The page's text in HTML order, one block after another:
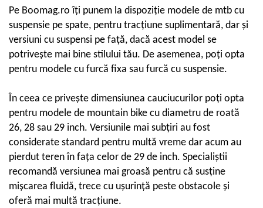
Cabluri si mufe
Convertor
Claxoane
Componente franare
Manete de frana
Frane hidraulice
Frane cu tambur
Etrier frana
Placute de frana
Discuri de frana
Componente cadru
Aparatori si protectii
Pe Boomag.ro îți punem la dispoziție modele de mtb cu
suspensie pe spate, pentru tracțiune suplimentară, dar și
versiuni cu suspensi pe față, dacă acest model se
potrivește mai bine stilului tău. De asemenea, poți opta
pentru modele cu furcă fixa sau furcă cu suspensie.
În ceea ce privește dimensiunea cauciucurilor poți opta
pentru modele de mountain bike cu diametru de roată
26, 28 sau 29 inch. Versiunile mai subțiri au fost
considerate standard pentru multă vreme dar acum au
pierdut teren în fața celor de 29 de inch. Specialiștii
recomandă versiunea mai groasă pentru că susține
mișcarea fluidă, trece cu ușurință peste obstacole și
oferă mai multă tracțiune.